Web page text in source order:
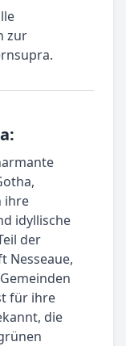
zur
ihre
idyllische
der
Nesseaue,
für ihre
die